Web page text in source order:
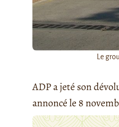
Le
ADP a jeté son
annoncé le 8